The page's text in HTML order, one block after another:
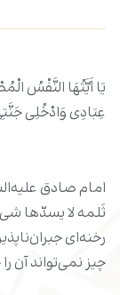
یَا أَیَّتُهَا النَّفْسُ
عِبَادِی وَادْخُلِی
امام صادق
ثَلمه لا یسدّها
رخنه‌ای
چیز نمی‌تواند آن